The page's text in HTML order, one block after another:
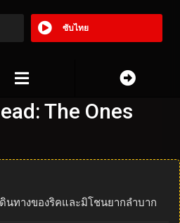
ซับไทย
The Ones
นทางของริคและมิโชนยากลำบาก